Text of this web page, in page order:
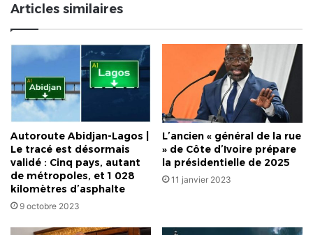
"guider
la
Articles similaires
Autoroute Abidjan-Lagos |
Le tracé est désormais
validé : Cinq pays, autant
de métropoles, et 1 028
kilomètres d’asphalte
9 octobre 2023
L’ancien « général de la rue
» de Côte d’Ivoire prépare
la présidentielle de 2025
11 janvier 2023